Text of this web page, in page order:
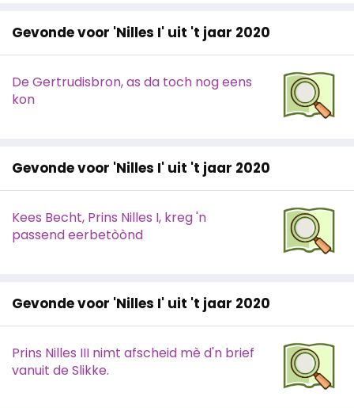
Gevonde voor 'Nilles I' uit 't jaar 2020
De Gertrudisbron, as da toch nog eens
kon
Gevonde voor 'Nilles I' uit 't jaar 2020
Kees Becht, Prins Nilles I, kreg 'n
passend eerbetòònd
Gevonde voor 'Nilles I' uit 't jaar 2020
Prins Nilles III nimt afscheid mè d'n brief
vanuit de Slikke.